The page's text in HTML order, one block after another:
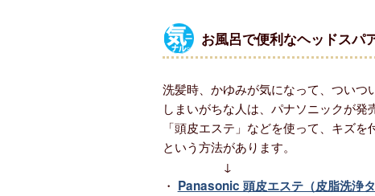
お風呂で便利なヘッドスパ
洗髪時、かゆみが気になって、ついつ
しまいがちな人は、パナソニックが発
「頭皮エステ」などを使って、キズ
という方法があります。
↓
・ Panasonic 頭皮エステ（皮脂洗浄タ